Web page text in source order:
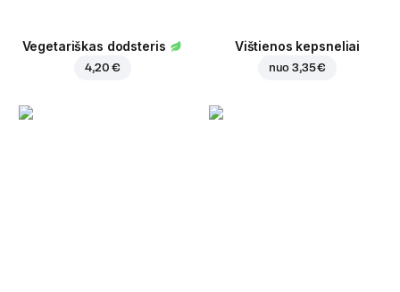
Vegetariškas dodsteris
4,20 €
Vištienos kepsneliai
nuo3,35 €